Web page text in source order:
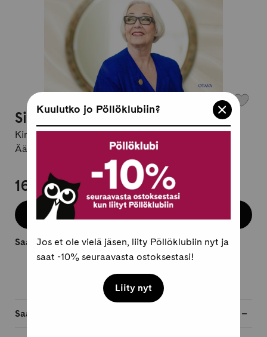
Silkkitieni
Kirjailija:Marja Kurki
Äänikirja, suomi
16,95 €
Saatavilla heti.
Saatavilla myös
Kuulutko jo Pöllöklubiin?
Jos et ole vielä jäsen, liity Pöllöklubiin nyt ja
saat -10% seuraavasta ostoksestasi!
Liity nyt